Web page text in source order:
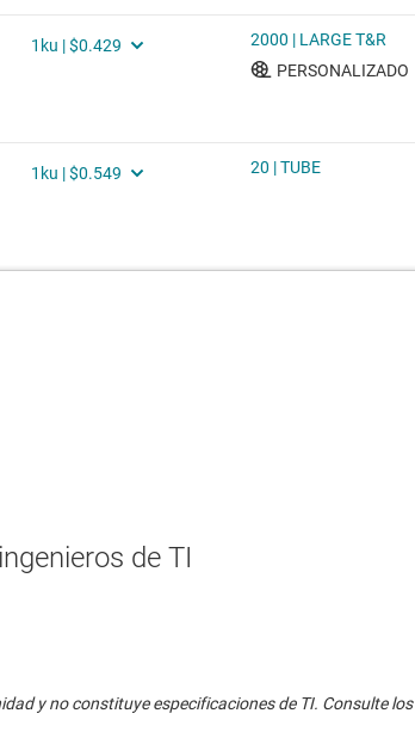
de TI
y no constituye especificaciones de TI. Consulte los